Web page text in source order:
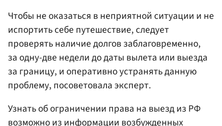
Чтобы не оказаться в неприятной ситуации и не
испортить себе путешествие, следует
проверять наличие долгов заблаговременно,
за одну-две недели до даты вылета или выезда
за границу, и оперативно устранять данную
проблему, посоветовала эксперт.
Узнать об ограничении права на выезд из РФ
возможно из информации возбужденных